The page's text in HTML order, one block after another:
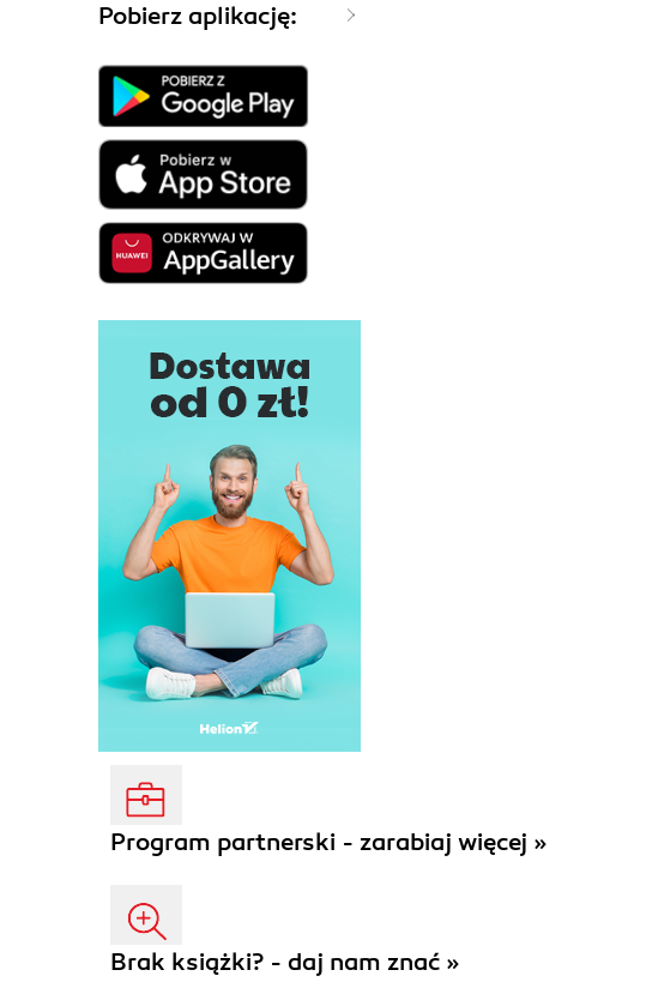
Pobierz aplikację:
Program partnerski - zarabiaj więcej »
Brak książki? - daj nam znać »